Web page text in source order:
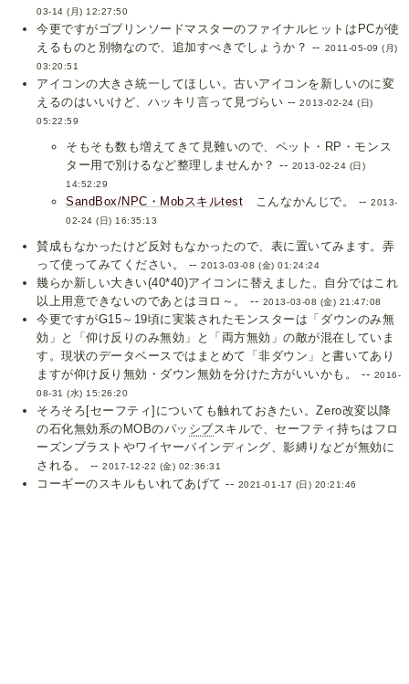
03-14 (月) 12:27:50
今更ですがゴブリンソードマスターのファイナルヒットはPCが使
えるものと別物なので、追加すべきでしょうか？ -- 2011-05-09 (月)
03:20:51
アイコンの大きさ統一してほしい。古いアイコンを新しいのに変
えるのはいいけど、ハッキリ言って見づらい --2013-02-24 (日)
05:22:59
そもそも数も増えてきて見難いので、ペット・RP・モンス
ター用で別けるなど整理しませんか？ -- 2013-02-24 (日)
14:52:29
SandBox/NPC・Mobスキルtest こんなかんじで。 --2013-
02-24 (日) 16:35:13
賛成もなかったけど反対もなかったので、表に置いてみます。弄
って使ってみてください。 --2013-03-08 (金) 01:24:24
幾らか新しい大きい(40*40)アイコンに替えました。自分ではこれ
以上用意できないのであとはヨロ～。 -- 2013-03-08 (金) 21:47:08
今更ですがG15～19頃に実装されたモンスターは「ダウンのみ無
効」と「仰け反りのみ無効」と「両方無効」の敵が混在していま
す。現状のデータベースではまとめて「非ダウン」と書いてあり
ますが仰け反り無効・ダウン無効を分けた方がいいかも。 -- 2016-
08-31 (水) 15:26:20
そろそろ[セーフティ]についても触れておきたい。Zero改変以降
の石化無効系のMOBのパッ シブ スキルで、セーフティ持ちはフロ
ーズンブラストやワイヤーバインディング、影縛りなどが無効に
される。 --2017-12-22 (金) 02:36:31
コーギーのスキルもいれてあげて -- 2021-01-17 (日) 20:21:46